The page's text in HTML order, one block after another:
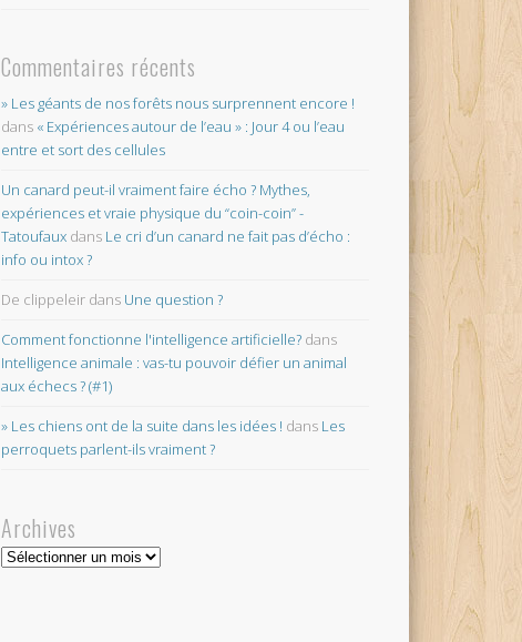
Commentaires récents
» Les géants de nos forêts nous surprennent encore !
dans « Expériences autour de l’eau » : Jour 4 ou l’eau
entre et sort des cellules
Un canard peut-il vraiment faire écho ? Mythes,
expériences et vraie physique du “coin-coin” -
Tatoufaux dans Le cri d’un canard ne fait pas d’écho :
info ou intox ?
De clippeleir dans Une question ?
Comment fonctionne l'intelligence artificielle? dans
Intelligence animale : vas-tu pouvoir défier un animal
aux échecs ? (#1)
» Les chiens ont de la suite dans les idées ! dans Les
perroquets parlent-ils vraiment ?
Archives
Archives